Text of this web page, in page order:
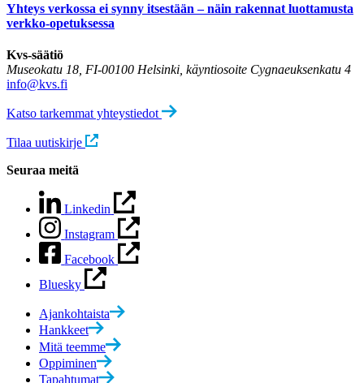
Yhteys verkossa ei synny itsestään – näin rakennat luottamusta
verkko-opetuksessa
Kvs-säätiö
Museokatu 18, FI-00100 Helsinki, käyntiosoite Cygnaeuksenkatu 4
info@kvs.fi
Katso tarkemmat yhteystiedot
Tilaa uutiskirje
Seuraa meitä
Linkedin
Instagram
Facebook
Bluesky
Ajankohtaista
Hankkeet
Mitä teemme
Oppiminen
Tapahtumat